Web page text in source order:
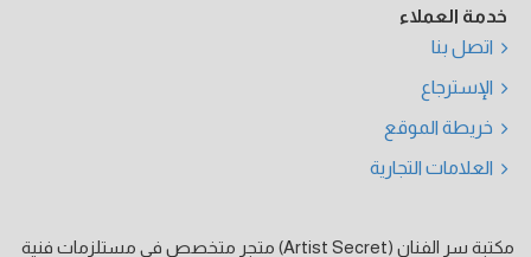
خدمة العملاء
اتصل بنا
الإسترجاع
خريطة الموقع
العلامات التجارية
مكتبة سر الفنان (Artist Secret) متجر متخصص في مستلزمات فنية